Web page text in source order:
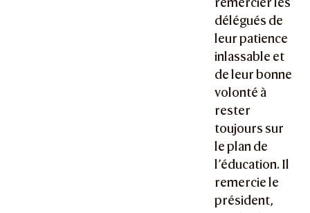
délégués de
leur patience
inlassable et
de leur bonne
volonté à
rester
toujours sur
le plan de
l’éducation. Il
remercie le
président,